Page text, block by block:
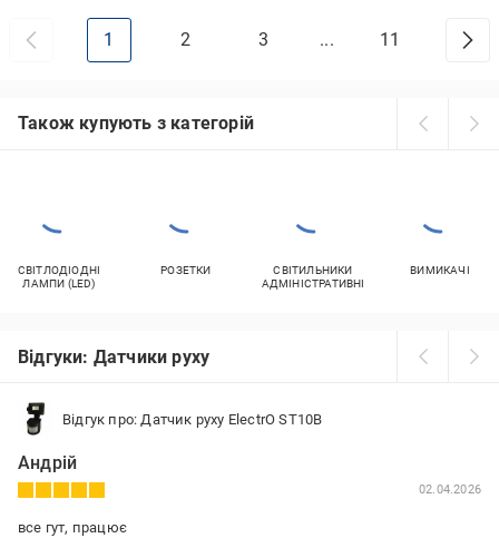
1 2 3 ... 11
Також купують з категорій
СВІТЛОДІОДНІ
ЛАМПИ (LED)
РОЗЕТКИ
СВІТИЛЬНИКИ
АДМІНІСТРАТИВНІ
ВИМИКАЧІ
Відгуки: Датчики руху
Відгук про: Датчик руху ElectrO ST10B
Андрій
02.04.2026
все гут, працює